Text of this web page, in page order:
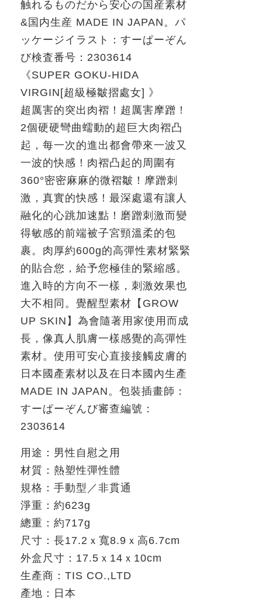
触れるものだから安心の国産素材
& 国内生産 MADE IN JAPAN。パ
ッケージイラスト：すーぱーぞん
び検査番号： 2303614
《SUPER GOKU-HIDA
VIRGIN[超級極皺摺處女] 》
超厲害的突出肉褶！超厲害摩蹭！
2個硬硬彎曲蠕動的超巨大肉褶凸
起，每一次的進出都會帶來一波又
一波的快感！肉褶凸起的周圍有
360°密密麻麻的微褶皺！摩蹭刺
激，真實的快感！最深處還有讓人
融化的心跳加速點！磨蹭刺激而變
得敏感的前端被子宮頸溫柔的包
裹。 肉厚約600g的高彈性素材緊緊
的貼合您，給予您極佳的緊縮感。
進入時的方向不一樣，刺激效果也
大不相同。覺醒型素材【 GROW
UP SKIN 】為會隨著用家使用而成
長，像真人肌膚一樣感覺的高彈性
素材。使用可安心直接接觸皮膚的
日本國產素材以及在日本國內生產
MADE IN JAPAN。包裝插畫師：
すーぱーぞんび審查編號：
2303614
用途：男性自慰之用
材質：熱塑性彈性體
規格：手動型／非貫通
淨重：約623g
總重：約717g
尺寸：長17.2 ｘ寬8.9 ｘ高6.7cm
外盒尺寸： 17.5 ｘ 14 ｘ 10cm
生產商： TIS CO.,LTD
產地：日本